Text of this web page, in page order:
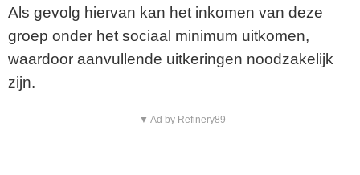
Als gevolg hiervan kan het inkomen van deze
groep onder het sociaal minimum uitkomen,
waardoor aanvullende uitkeringen noodzakelijk
zijn.
▼ Ad by Refinery89